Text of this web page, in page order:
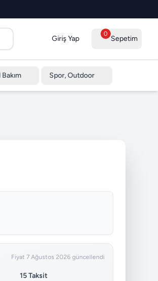
Giriş Yap
0
Sepetim
Spor, Outdoor
Fiyat 7 Ağustos 2026 güncellendi
15 Taksit